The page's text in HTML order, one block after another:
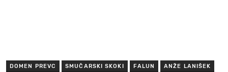
DOMEN PREVC SMUČARSKI SKOKI FALUN ANŽE LANIŠEK